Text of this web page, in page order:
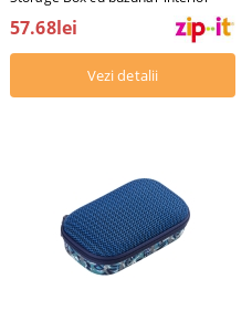
57.68lei
Vezi detalii